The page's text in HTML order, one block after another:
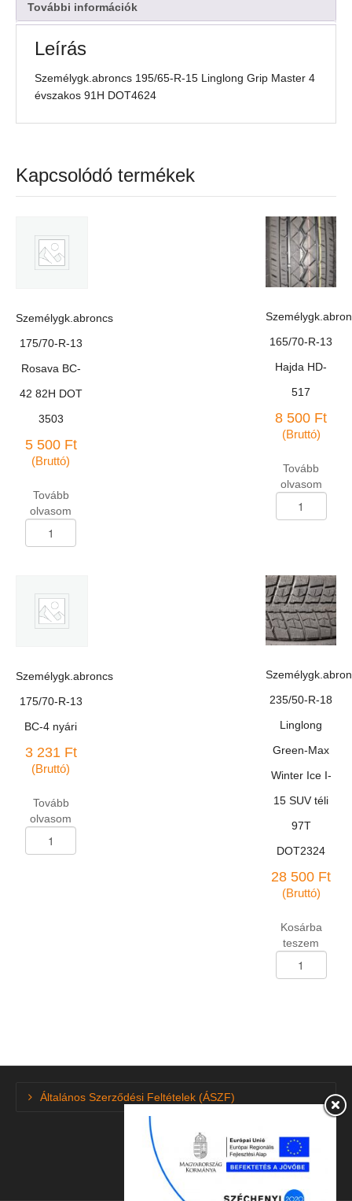
További információk
Leírás
Személygk.abroncs 195/65-R-15 Linglong Grip Master 4
évszakos 91H DOT4624
Kapcsolódó termékek
Személygk.abroncs
175/70-R-13
Rosava BC-
42 82H DOT
3503
5 500 Ft
(Bruttó)
Tovább
olvasom
175/70-
mennyiség
165/70-R-13
Hajda HD-
517
8 500 Ft
(Bruttó)
Tovább
olvasom
165/70-
HD-
517
mennyiség
Személygk.abroncs
175/70-R-13
BC-4 nyári
3 231 Ft
(Bruttó)
Tovább
olvasom
175/70-
235/50-R-18
Linglong
Green-Max
Winter Ice I-
15 SUV téli
97T
DOT2324
28 500 Ft
(Bruttó)
Kosárba
teszem
235/50-
Winter
téli
97T
mennyiség
Általános Szerződési Feltételek (ÁSZF)